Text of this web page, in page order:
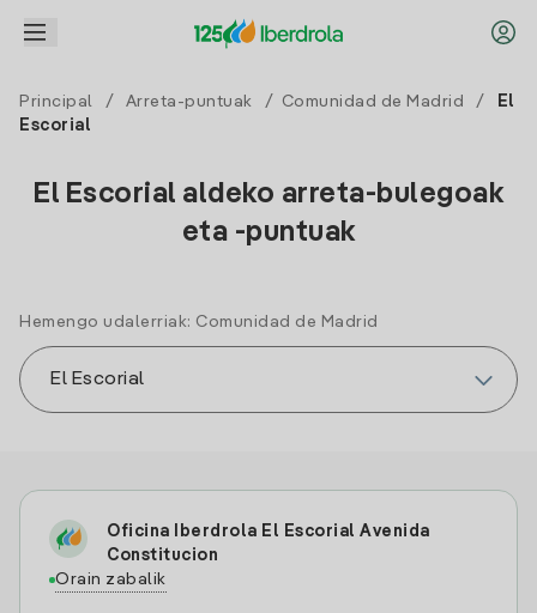
Principal / Arreta-puntuak / Comunidad de Madrid /
El
Escorial
El Escorial aldeko arreta-bulegoak
eta -puntuak
Hemengo udalerriak: Comunidad de Madrid
Oficina Iberdrola El Escorial Avenida
Constitucion
Orain zabalik